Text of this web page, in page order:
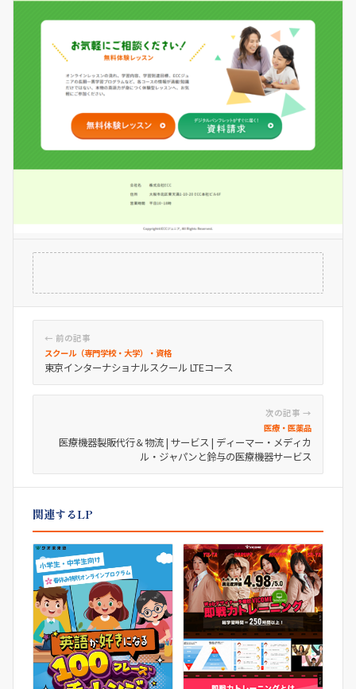
← 前の記事
スクール（専門学校・大学）・資格
東京インターナショナルスクール LTEコース
次の記事 →
医療・医薬品
医療機器製販代行＆物流 | サービス | ディーマー・メディカ
ル・ジャパンと鈴与の医療機器サービス
関連するLP